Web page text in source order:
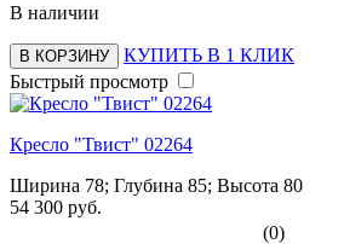
В наличии
В КОРЗИНУ
КУПИТЬ В 1 КЛИК
Быстрый просмотр
Кресло "Твист" 02264
Ширина 78; Глубина 85; Высота 80
54 300 руб.
(0)